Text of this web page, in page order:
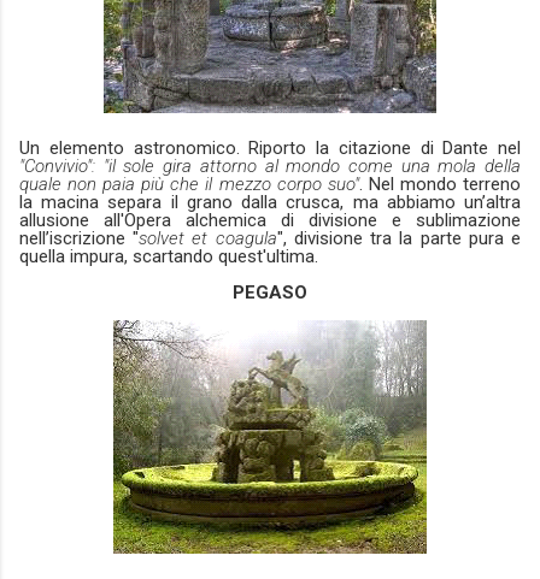
Un elemento astronomico. Riporto la citazione di Dante nel
"Convivio": "il sole gira attorno al mondo come una mola della
quale non paia più che il mezzo corpo suo". Nel mondo terreno
la macina separa il grano dalla crusca, ma abbiamo un’altra
allusione all'Opera alchemica di divisione e sublimazione
nell’iscrizione "solvet et coagula", divisione tra la parte pura e
quella impura, scartando quest'ultima.
PEGASO